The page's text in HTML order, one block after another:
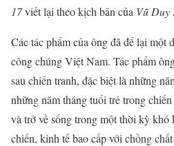
17viết lại theo kịch bản của Vũ Duy
Các tác phẩm của ông đã để lại một
công chúng Việt Nam. Tác phẩm
sau chiến tranh, đặc biệt là những
những năm tháng tuổi trẻ trong
và trở về sống trong một thời kỳ khó
chiến, kinh tế bao cấp với chồng